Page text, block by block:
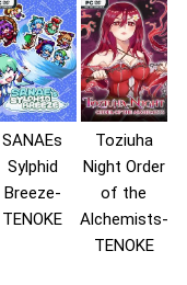
SANAEs
Sylphid
Breeze-
TENOKE
Toziuha
Night Order
of the
Alchemists-
TENOKE